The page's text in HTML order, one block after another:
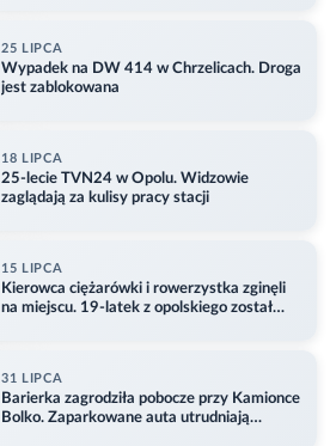
25 LIPCA
Wypadek na DW 414 w Chrzelicach. Droga
jest zablokowana
18 LIPCA
25-lecie TVN24 w Opolu. Widzowie
zaglądają za kulisy pracy stacji
15 LIPCA
Kierowca ciężarówki i rowerzystka zginęli
na miejscu. 19-latek z opolskiego został
31 LIPCA
Barierka zagrodziła pobocze przy Kamionce
Bolko. Zaparkowane auta utrudniają